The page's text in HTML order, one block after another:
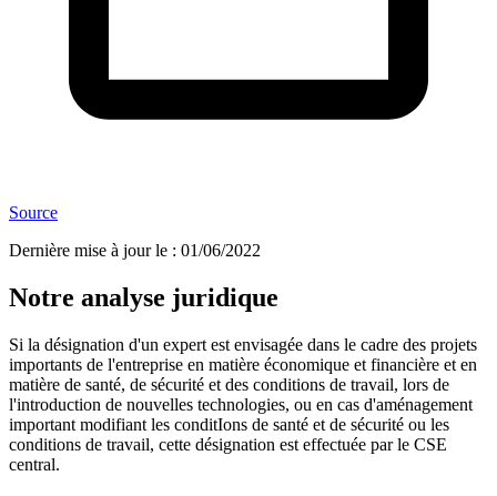
Source
Dernière mise à jour le : 01/06/2022
Notre analyse juridique
Si la désignation d'un expert est envisagée dans le cadre des projets
importants de l'entreprise en matière économique et financière et en
matière de santé, de sécurité et des conditions de travail, lors de
l'introduction de nouvelles technologies, ou en cas d'aménagement
important modifiant les conditIons de santé et de sécurité ou les
conditions de travail, cette désignation est effectuée par le CSE
central.